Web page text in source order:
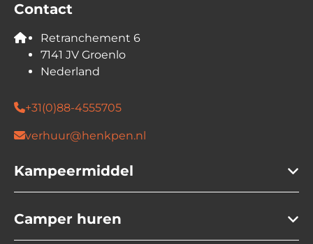
Repatriëring: inbegrepen
Vereist rijbewijs: Rijbewijs B
Vereiste minimumleeftijd van de bestuurder in
jaren: 23
Contact
Retranchement 6
7141 JV Groenlo
Nederland
+31(0)88-4555705
verhuur@henkpen.nl
Kampeermiddel
Camper huren